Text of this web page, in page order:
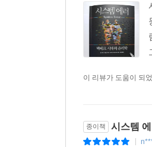
있다. 하지만 우리
맞춤형 서비스의 편
상황은 언제인지, 충
대안이 될 수 있는
해결해야 할 주요
따라서 우리는 최신
이 리뷰가 도움이 되
종이책 시스템 에